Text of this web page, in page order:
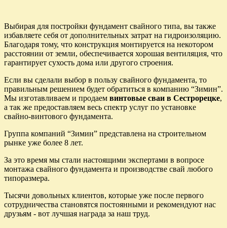
Выбирая для постройки фундамент свайного типа, вы также
избавляете себя от дополнительных затрат на гидроизоляцию.
Благодаря тому, что конструкция монтируется на некотором
расстоянии от земли, обеспечивается хорошая вентиляция, что
гарантирует сухость дома или другого строения.
Если вы сделали выбор в пользу свайного фундамента, то
правильным решением будет обратиться в компанию “Зимин”.
Мы изготавливаем и продаем винтовые сваи в Сестрорецке,
а так же предоставляем весь спектр услуг по установке
свайно-винтового фундамента.
Группа компаний “Зимин” представлена на строительном
рынке уже более 8 лет.
За это время мы стали настоящими экспертами в вопросе
монтажа свайного фундамента и производстве свай любого
типоразмера.
Тысячи довольных клиентов, которые уже после первого
сотрудничества становятся постоянными и рекомендуют нас
друзьям - вот лучшая награда за наш труд.